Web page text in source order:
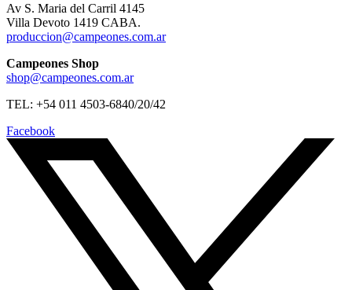
Av S. Maria del Carril 4145
Villa Devoto 1419 CABA.
produccion@campeones.com.ar
Campeones Shop
shop@campeones.com.ar
TEL: +54 011 4503-6840/20/42
Facebook